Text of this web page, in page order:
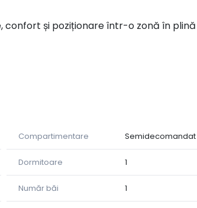
și poziționare într-o zonă în
organizat
Compartimentare Semidecomandat
Dormitoare 1
Număr băi 1